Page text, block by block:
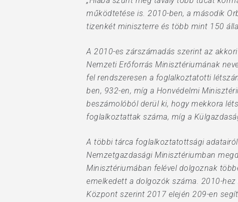
működtetése is. 2010-ben, a második
tizenkét miniszterre és több mint 150
A 2010-es zárszámadás szerint az
Nemzeti Erőforrás Minisztériumának
fel rendszeresen a foglalkoztatotti
ben, 932-en, míg a Honvédelmi
beszámolóból derül ki, hogy mekkora
foglalkoztattak száma, míg a
A többi tárca foglalkoztatottsági
Nemzetgazdasági Minisztériumban
Minisztériumában felével dolgoznak
emelkedett a dolgozók száma. 2010-
Központ szerint 2017 elején 209-en